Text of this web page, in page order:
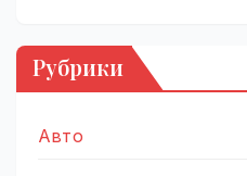
Рубрики
Авто